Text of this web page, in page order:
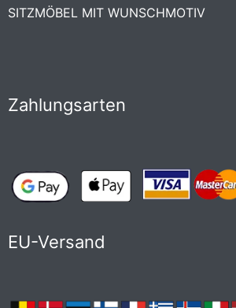
SITZMÖBEL MIT WUNSCHMOTIV
Zahlungsarten
EU-Versand